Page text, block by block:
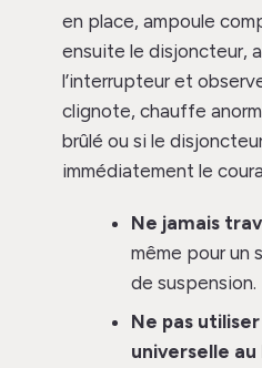
en place, ampoule
ensuite le disjoncteur,
l’interrupteur et
clignote, chauffe
brûlé ou si le
immédiatement le
Ne jamais
même pour un
de suspension.
Ne pas
universelle au